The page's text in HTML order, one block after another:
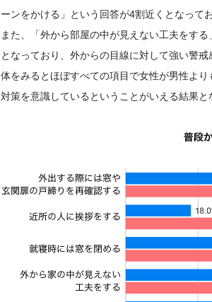
ーンをかける」という回答が4割近くとなって
また、「外から部屋の中が見えない工夫をす
となっており、外からの目線に対して強い警
体をみるとほぼすべての項目で女性が男性よ
対策を意識しているということがいえる結果と